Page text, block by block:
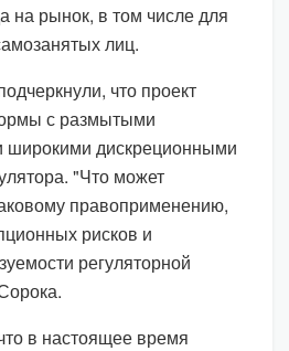
на рынок, в том числе для
лиц.
что проект
с размытыми
дискреционными
"Что может
правоприменению,
рисков и
регуляторной
в настоящее время